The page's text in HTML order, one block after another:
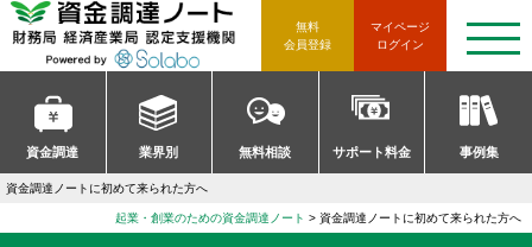
マイページ
ログイン
無料
会員登録
資金調達 業界別 無料相談 サポート料金 事例集
t
o
g
l
e
n
a
g
a
資金調達ノートに初めて来られた方へ
起業・創業のための資金調達ノート > 資金調達ノートに初めて来られた方へ